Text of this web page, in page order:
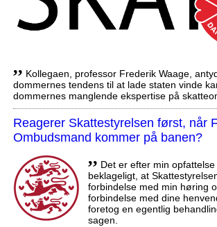
,, Kollegaen, professor Frederik Waage,
dommernes tendens til at lade staten vinde
dommernes manglende ekspertise på
Reagerer Skattestyrelsen først, når
Ombudsmand kommer på banen?
,, Det er efter min
beklageligt, at
forbindelse med min høring
forbindelse med dine
foretog en egentlig
sagen.